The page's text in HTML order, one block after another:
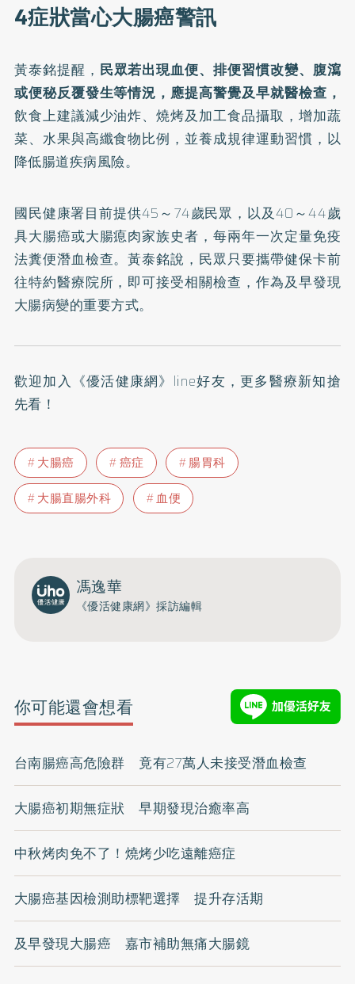
4症狀當心大腸癌警訊
黃泰銘提醒， 民眾若出現血便、排便習慣改變、腹瀉
或便秘反覆發生等情況，應提高警覺及早就醫檢查，
飲食上建議減少油炸、燒烤及加工食品攝取，增加蔬
菜、水果與高纖食物比例，並養成規律運動習慣，以
降低腸道疾病風險。
國民健康署目前提供45～74歲民眾，以及40～44歲
具大腸癌或大腸瘜肉家族史者，每兩年一次定量免疫
法糞便潛血檢查。黃泰銘說，民眾只要攜帶健保卡前
往特約醫療院所，即可接受相關檢查，作為及早發現
大腸病變的重要方式。
歡迎加入 《優活健康網》line好友 ，更多醫療新知搶
先看！
大腸癌 癌症
腸胃科
大腸直腸外科
血便
馮逸華
《優活健康網》採訪編輯
你可能還會想看
台南腸癌高危險群 竟有27萬人未接受潛血檢查
大腸癌初期無症狀 早期發現治癒率高
中秋烤肉免不了！燒烤少吃遠離癌症
大腸癌基因檢測助標靶選擇 提升存活期
及早發現大腸癌 嘉市補助無痛大腸鏡